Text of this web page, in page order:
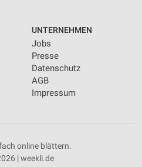
UNTERNEHMEN
Jobs
Presse
Datenschutz
AGB
Impressum
online blättern.
| weekli.de